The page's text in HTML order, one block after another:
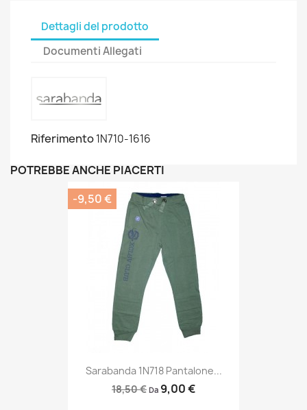
Dettagli del prodotto
Documenti Allegati
Riferimento1N710-1616
POTREBBE ANCHE PIACERTI
Sarabanda 1N718 Pantalone...
18,50 € Da 9,00 €
-9,50 €